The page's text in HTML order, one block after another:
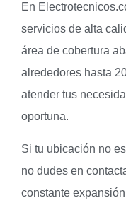
En
servicios de alta
área de cobertura
alrededores hasta
atender tus
oportuna.
Si tu ubicación no
no dudes en
constante